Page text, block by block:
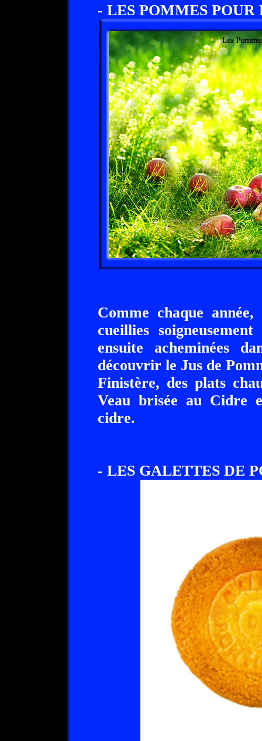
- LES POMMES
Comme chaque
cueillies
ensuite acheminées
découvrir le Jus de
Finistère, des plats
Veau brisée au Cidre
cidre.
- LES GALETTES DE